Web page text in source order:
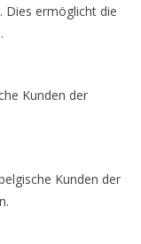
Dies ermöglicht die
Kunden der
Kunden der